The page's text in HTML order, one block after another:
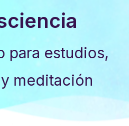
para estudios,
meditación